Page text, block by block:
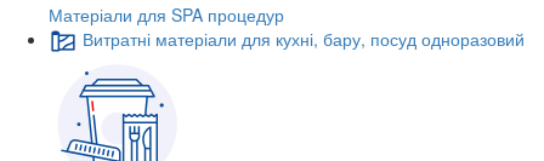
Матеріали для SPA процедур
Витратні матеріали для кухні, бару, посуд одноразовий